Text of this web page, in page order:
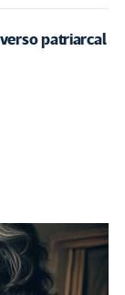
patriarcal